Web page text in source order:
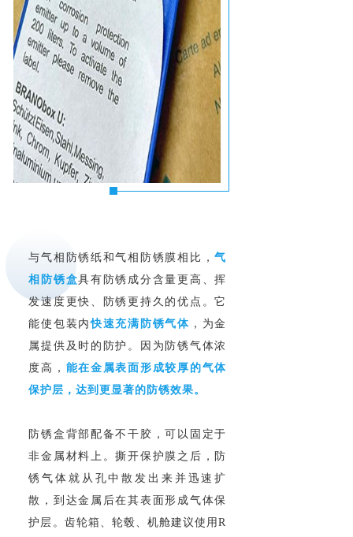
与气相防锈纸和气相防锈膜相比，气
相防锈盒具有防锈成分含量更高、挥
发速度更快、防锈更持久的优点。它
能使包装内快速充满防锈气体 ，为金
属提供及时的防护。因为防锈气体浓
度高， 能在金属表面形成较厚的气体
保护层，达到更显著的防锈效果。
防锈盒背部配备不干胶，可以固定于
非金属材料上。撕开保护膜之后，防
锈气体就从孔中散发出来并迅速扩
散，到达金属后在其表面形成气体保
护层。齿轮箱、轮毂、机舱建议使用R